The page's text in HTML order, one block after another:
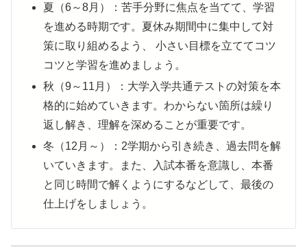
夏（6～8月）：苦手分野に焦点を当てて、学習
を進める時期です。夏休み期間中に集中して対
策に取り組めるよう、 小さい目標を立ててコツ
コツと学習を進めましょう。
秋（9～11月）：大学入学共通テストの対策を本
格的に始めていきます。わからない箇所は繰り
返し解き、理解を深めることが重要です。
冬（12月～）：2学期から引き続き、過去問を解
いていきます。また、入試本番を意識し、本番
と同じ時間で解くようにするなどして、最後の
仕上げをしましょう。